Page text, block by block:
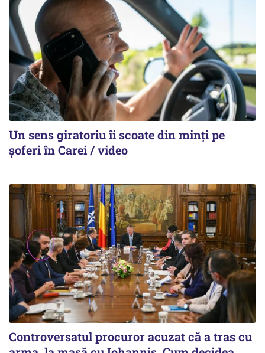
Un sens giratoriu îi scoate din minți pe
șoferi în Carei / video
Controversatul procuror acuzat că a tras cu